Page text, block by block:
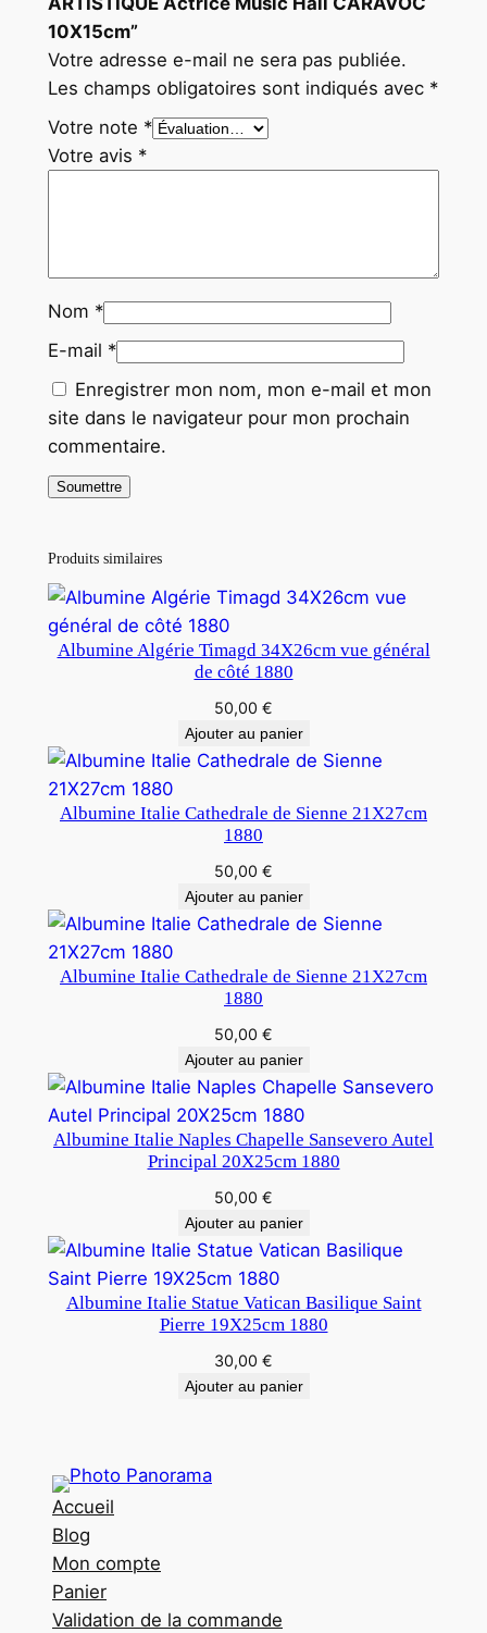
10X15cm”
Votre adresse e-mail ne sera pas publiée.
Les champs obligatoires sont indiqués avec *
Votre note *
Votre avis *
Nom *
E-mail *
Enregistrer mon nom, mon e-mail et mon
site dans le navigateur pour mon prochain
commentaire.
Produits similaires
Albumine Algérie Timagd 34X26cm vue général
de côté 1880
50,00 €
Ajouter au panier
Albumine Italie Cathedrale de Sienne 21X27cm
1880
50,00 €
Ajouter au panier
Albumine Italie Cathedrale de Sienne 21X27cm
1880
50,00 €
Ajouter au panier
Albumine Italie Naples Chapelle Sansevero Autel
Principal 20X25cm 1880
50,00 €
Ajouter au panier
Albumine Italie Statue Vatican Basilique Saint
Pierre 19X25cm 1880
30,00 €
Ajouter au panier
Accueil
Blog
Mon compte
Panier
Validation de la commande